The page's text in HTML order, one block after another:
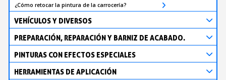
¿Cómo retocar la pintura de la carrocería?
VEHÍCULOS Y DIVERSOS
PREPARACIÓN, REPARACIÓN Y BARNIZ DE ACABADO.
PINTURAS CON EFECTOS ESPECIALES
HERRAMIENTAS DE APLICACIÓN